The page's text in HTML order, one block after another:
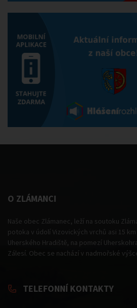
O ZLÁMANCI
Naše obec Zlámanec, leží na soutoku
potoka v údolí Vizovických vrchů asi 15
Uherského Hradiště, na pomezí
Zálesí. Obec se nachází v nadmořské
TELEFONNÍ KONTAKTY